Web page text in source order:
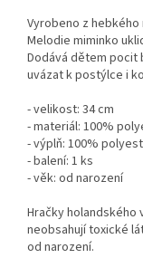
Vyrobeno z
Melodie miminko
Dodává dětem pocit
uvázat k postýlce i
- velikost: 34 cm
- materiál: 100%
- výplň: 100%
- balení: 1 ks
- věk: od narození
Hračky holandského
neobsahují toxické
od narození.